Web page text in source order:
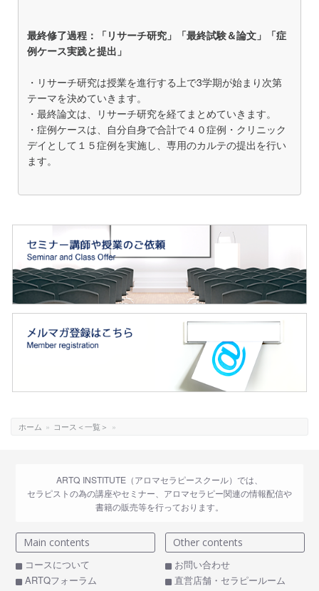
最終修了過程：「リサーチ研究」「最終試験＆論文」「症
例ケース実践と提出」
・リサーチ研究は授業を進行する上で3学期が始まり次第
テーマを決めていきます。
・最終論文は、リサーチ研究を経てまとめていきます。
・症例ケースは、自分自身で合計で４０症例・クリニック
デイとして１５症例を実施し、専用のカルテの提出を行い
ます。
ホーム » コース＜一覧＞ »
ARTQ INSTITUTE（アロマセラピースクール）では、
セラピストの為の講座やセミナー、アロマセラピー関連の情報配信や
書籍の販売等を行っております。
Main contents
コースについて
ARTQフォーラム
Other contents
お問い合わせ
直営店舗・セラピールーム